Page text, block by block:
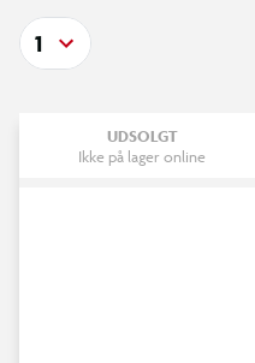
1
UDSOLGT
Ikke på lager online